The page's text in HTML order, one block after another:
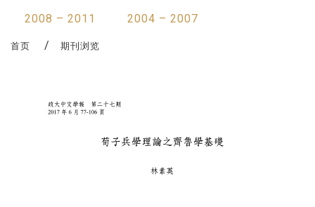
2008 – 2011
2004 – 2007
首页 期刊浏览